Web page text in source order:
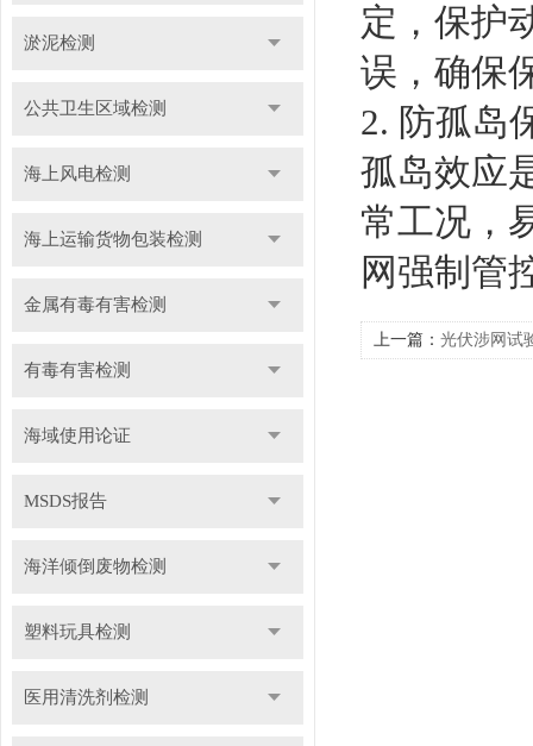
淤泥检测
公共卫生区域检测
海上风电检测
海上运输货物包装检测
金属有毒有害检测
有毒有害检测
海域使用论证
MSDS报告
海洋倾倒废物检测
塑料玩具检测
医用清洗剂检测
定，保护
误，确保
2. 防孤岛
孤岛效应
常工况，
网强制管
上一篇： 光伏涉网试